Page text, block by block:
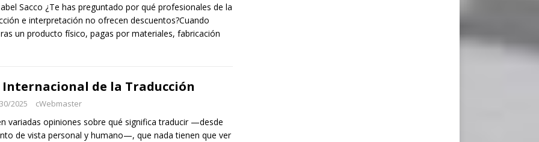
Sacco ¿Te has preguntado por qué profesionales de la
e interpretación no ofrecen descuentos?Cuando
un producto físico, pagas por materiales, fabricación
Internacional de la Traducción
2025 cWebmaster
variadas opiniones sobre qué significa traducir —desde
de vista personal y humano—, que nada tienen que ver